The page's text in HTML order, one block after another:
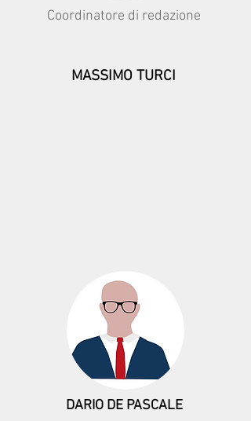
Coordinatore di redazione
MASSIMO TURCI
DARIO DE PASCALE